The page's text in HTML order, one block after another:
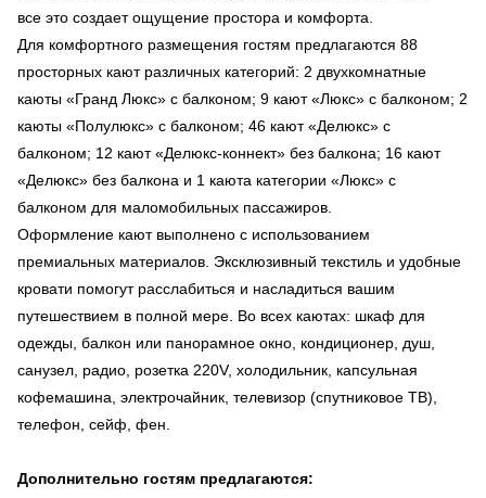
все это создает ощущение простора и комфорта.
Для комфортного размещения гостям предлагаются 88
просторных кают различных категорий: 2 двухкомнатные
каюты «Гранд Люкс» с балконом; 9 кают «Люкс» с балконом; 2
каюты «Полулюкс» с балконом; 46 кают «Делюкс» с
балконом; 12 кают «Делюкс-коннект» без балкона; 16 кают
«Делюкс» без балкона и 1 каюта категории «Люкс» с
балконом для маломобильных пассажиров.
Оформление кают выполнено с использованием
премиальных материалов. Эксклюзивный текстиль и удобные
кровати помогут расслабиться и насладиться вашим
путешествием в полной мере. Во всех каютах: шкаф для
одежды, балкон или панорамное окно, кондиционер, душ,
санузел, радио, розетка 220V, холодильник, капсульная
кофемашина, электрочайник, телевизор (спутниковое ТВ),
телефон, сейф, фен.
Дополнительно гостям предлагаются: